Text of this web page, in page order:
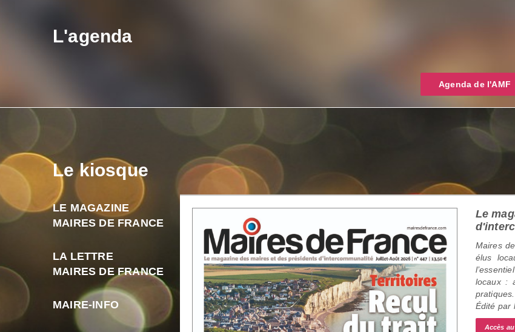
L'agenda
Agenda de l'AMF
Le kiosque
LE MAGAZINE
MAIRES DE FRANCE
LA LETTRE
MAIRES DE FRANCE
MAIRE-INFO
Le
Maires
élus
locaux :
pratiques.
Édité par
Accès